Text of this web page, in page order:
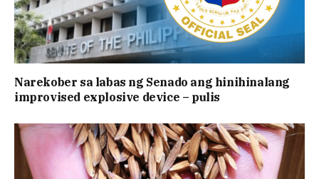
Narekober sa labas ng Senado ang hinihinalang
improvised explosive device – pulis